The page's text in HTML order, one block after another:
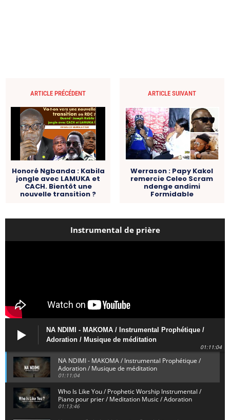
ARTICLE PRÉCÉDENT
Honoré Ngbanda : Kabila
jongle avec LAMUKA et
CACH. Bientôt une
nouvelle transition ?
ARTICLE SUIVANT
Werrason : Papy Kakol
remercie Celeo Scram
ndenge andimi
Formidable
Instrumental de prière
NA NDIMI - MAKOMA / Instrumental Prophétique /
Adoration / Musique de méditation
01:11:04
NA NDIMI - MAKOMA / Instrumental Prophétique /
Adoration / Musique de méditation
01:11:04
Who Is Like You / Prophetic Worship Instrumental /
Piano pour prier / Meditation Music / Adoration
01:13:46